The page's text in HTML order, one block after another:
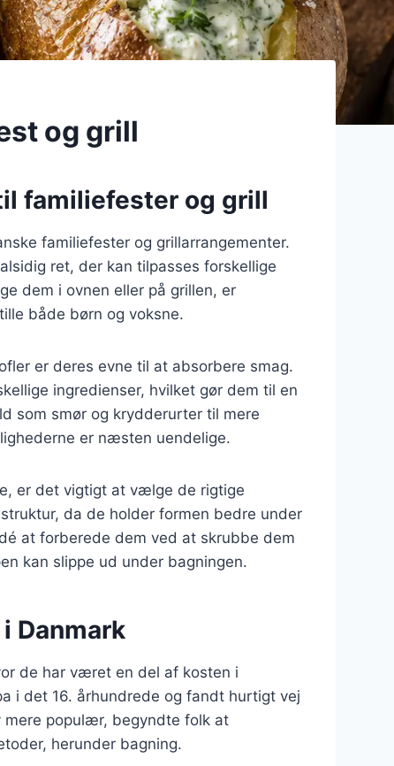
og grill
familiefester og grill
familiefester og grillarrangementer.
ret, der kan tilpasses forskellige
dem i ovnen eller på grillen, er
både børn og voksne.
er deres evne til at absorbere smag.
ingredienser, hvilket gør dem til en
som smør og krydderurter til mere
er næsten uendelige.
er det vigtigt at vælge de rigtige
da de holder formen bedre under
at forberede dem ved at skrubbe dem
kan slippe ud under bagningen.
Danmark
de har været en del af kosten i
i det 16. århundrede og fandt hurtigt vej
populær, begyndte folk at
herunder bagning.